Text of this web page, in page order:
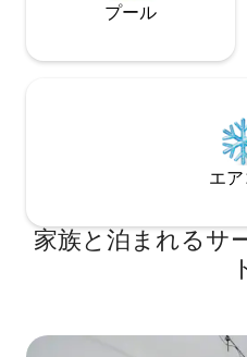
プール
エ
家族と泊まれるサ